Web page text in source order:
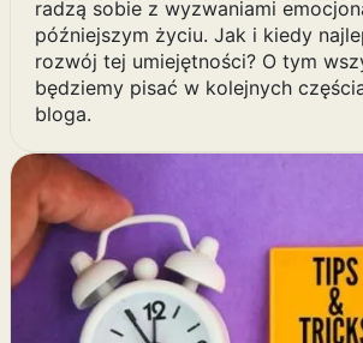
radzą sobie z wyzwaniami
późniejszym życiu. Jak i kiedy
rozwój tej umiejętności? O tym
będziemy pisać w kolejnych
bloga.